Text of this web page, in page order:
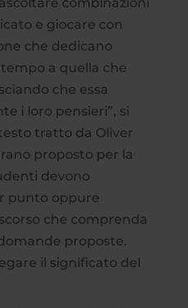
e giocare con
che dedicano
a quella che
che essa
i loro pensieri”, si
tratto da Oliver
proposto per la
devono
punto oppure
che comprenda
proposte.
il significato del